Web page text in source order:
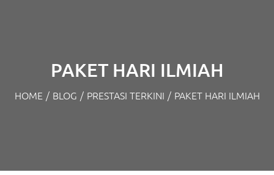
PAKET HARI ILMIAH
HOME / BLOG / PRESTASI TERKINI / PAKET HARI ILMIAH